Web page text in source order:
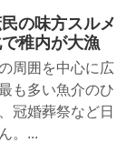
の味方スルメ
稚内が大漁
周囲を中心に広
も多い魚介のひ
冠婚葬祭など日
。...